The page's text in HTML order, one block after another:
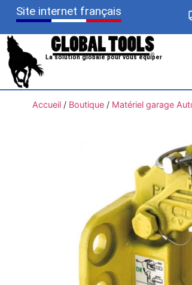
Site internet français
La solution globale pour vous équiper
Accueil/ Boutique/ Matériel garage